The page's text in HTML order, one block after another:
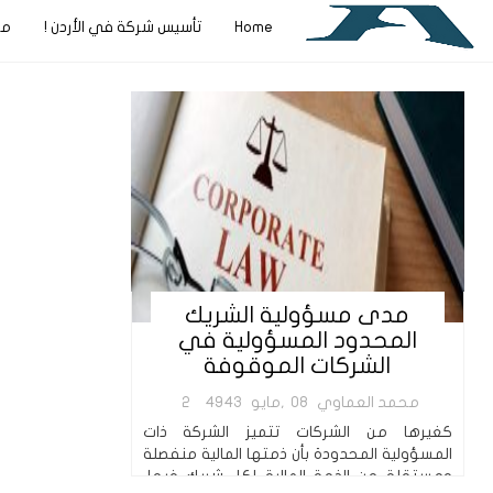
Home تأسيس شركة في الأردن !
مدى مسؤولية الشريك
المحدود المسؤولية في
الشركات الموقوفة
محمد العماوي 08,مايو 4943
2
كغيرها من الشركات تتميز الشركة ذات
المسؤولية المحدودة بأن ذمتها المالية منفصلة
ومستقلة عن الذمة المالية لكل شريك فيها،